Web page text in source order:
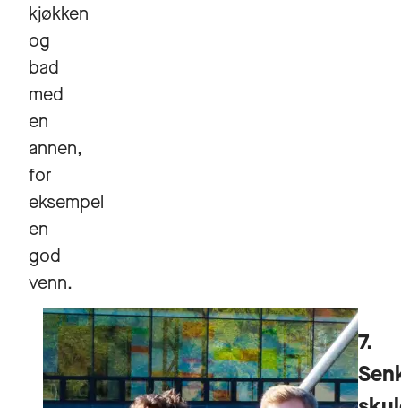
kjøkken
og
bad
med
en
annen,
for
eksempel
en
god
venn.
7.